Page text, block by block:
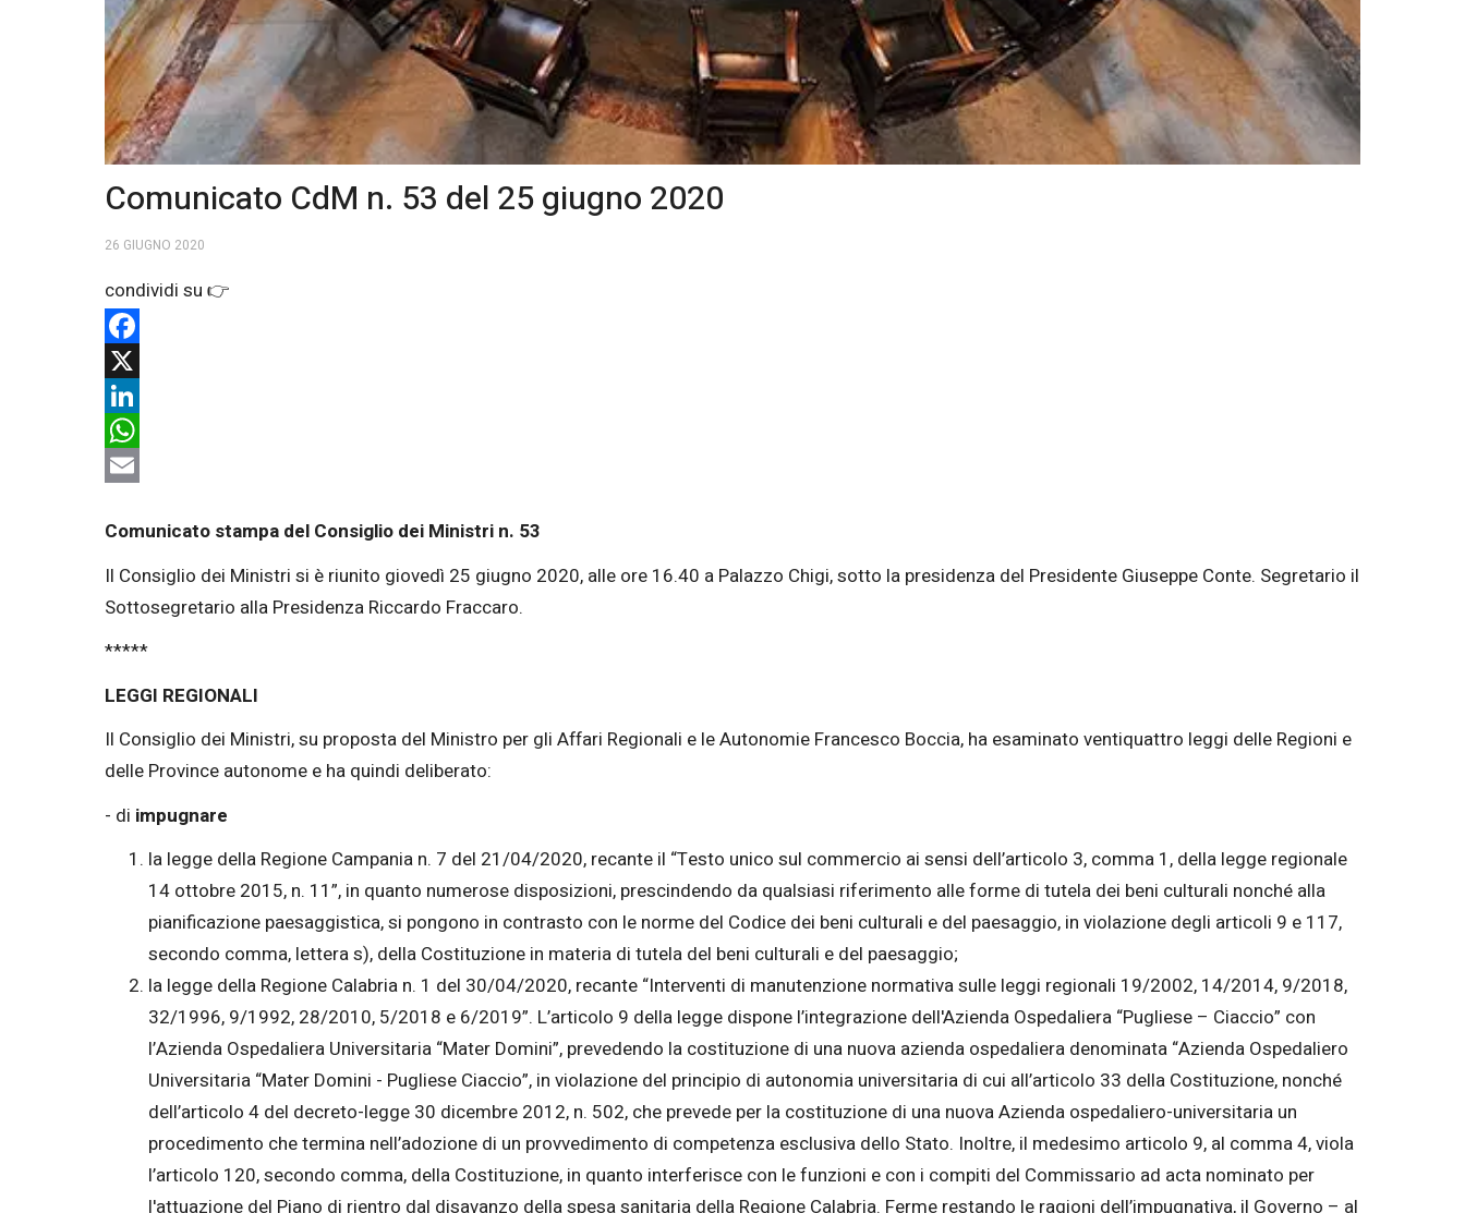
Comunicato CdM n. 53 del 25 giugno 2020
26 GIUGNO 2020
Facebook
X
LinkedIn
WhatsApp
Comunicato stampa del Consiglio dei Ministri n. 53
Il Consiglio dei Ministri si è riunito giovedì 25 giugno 2020, alle ore 16.40 a Palazzo Chigi, sotto la presidenza del Presidente Giuseppe Conte. Segretario il
Sottosegretario alla Presidenza Riccardo Fraccaro.
*****
LEGGI REGIONALI
Il Consiglio dei Ministri, su proposta del Ministro per gli Affari Regionali e le Autonomie Francesco Boccia, ha esaminato ventiquattro leggi delle Regioni e
delle Province autonome e ha quindi deliberato:
- di impugnare
la legge della Regione Campania n. 7 del 21/04/2020, recante il “Testo unico sul commercio ai sensi dell’articolo 3, comma 1, della legge regionale
14 ottobre 2015, n. 11”, in quanto numerose disposizioni, prescindendo da qualsiasi riferimento alle forme di tutela dei beni culturali nonché alla
pianificazione paesaggistica, si pongono in contrasto con le norme del Codice dei beni culturali e del paesaggio, in violazione degli articoli 9 e 117,
secondo comma, lettera s), della Costituzione in materia di tutela del beni culturali e del paesaggio;
la legge della Regione Calabria n. 1 del 30/04/2020, recante “Interventi di manutenzione normativa sulle leggi regionali 19/2002, 14/2014, 9/2018,
32/1996, 9/1992, 28/2010, 5/2018 e 6/2019”. L’articolo 9 della legge dispone l’integrazione dell'Azienda Ospedaliera “Pugliese – Ciaccio” con
l’Azienda Ospedaliera Universitaria “Mater Domini”, prevedendo la costituzione di una nuova azienda ospedaliera denominata “Azienda Ospedaliero
Universitaria “Mater Domini - Pugliese Ciaccio”, in violazione del principio di autonomia universitaria di cui all’articolo 33 della Costituzione, nonché
dell’articolo 4 del decreto-legge 30 dicembre 2012, n. 502, che prevede per la costituzione di una nuova Azienda ospedaliero-universitaria un
procedimento che termina nell’adozione di un provvedimento di competenza esclusiva dello Stato. Inoltre, il medesimo articolo 9, al comma 4, viola
l’articolo 120, secondo comma, della Costituzione, in quanto interferisce con le funzioni e con i compiti del Commissario ad acta nominato per
l'attuazione del Piano di rientro dal disavanzo della spesa sanitaria della Regione Calabria. Ferme restando le ragioni dell’impugnativa, il Governo – al